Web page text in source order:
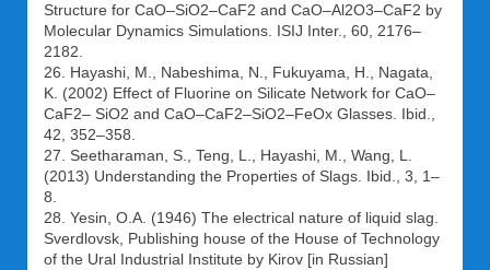
Structure for CaO–SiO2–CaF2 and CaO–Al2O3–CaF2 by
Molecular Dynamics Simulations. ISIJ Inter., 60, 2176–
2182.
26. Hayashi, M., Nabeshima, N., Fukuyama, H., Nagata,
K. (2002) Effect of Fluorine on Silicate Network for CaO–
CaF2– SiO2 and CaO–CaF2–SiO2–FeOx Glasses. Ibid.,
42, 352–358.
27. Seetharaman, S., Teng, L., Hayashi, M., Wang, L.
(2013) Understanding the Properties of Slags. Ibid., 3, 1–
8.
28. Yesin, O.A. (1946) The electrical nature of liquid slag.
Sverdlovsk, Publishing house of the House of Technology
of the Ural Industrial Institute by Kirov [in Russian]